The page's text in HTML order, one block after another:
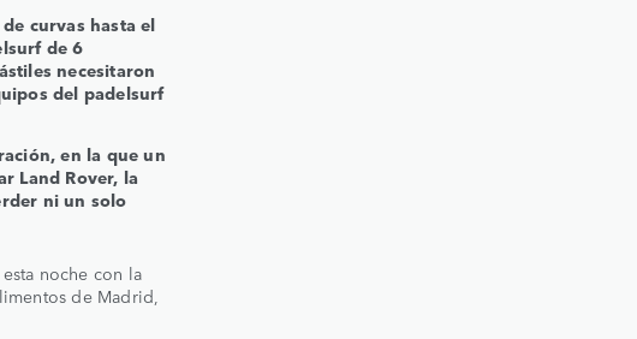
curvas hasta el
de 6
necesitaron
del padelsurf
en la que un
Land Rover, la
ni un solo
noche con la
de Madrid,